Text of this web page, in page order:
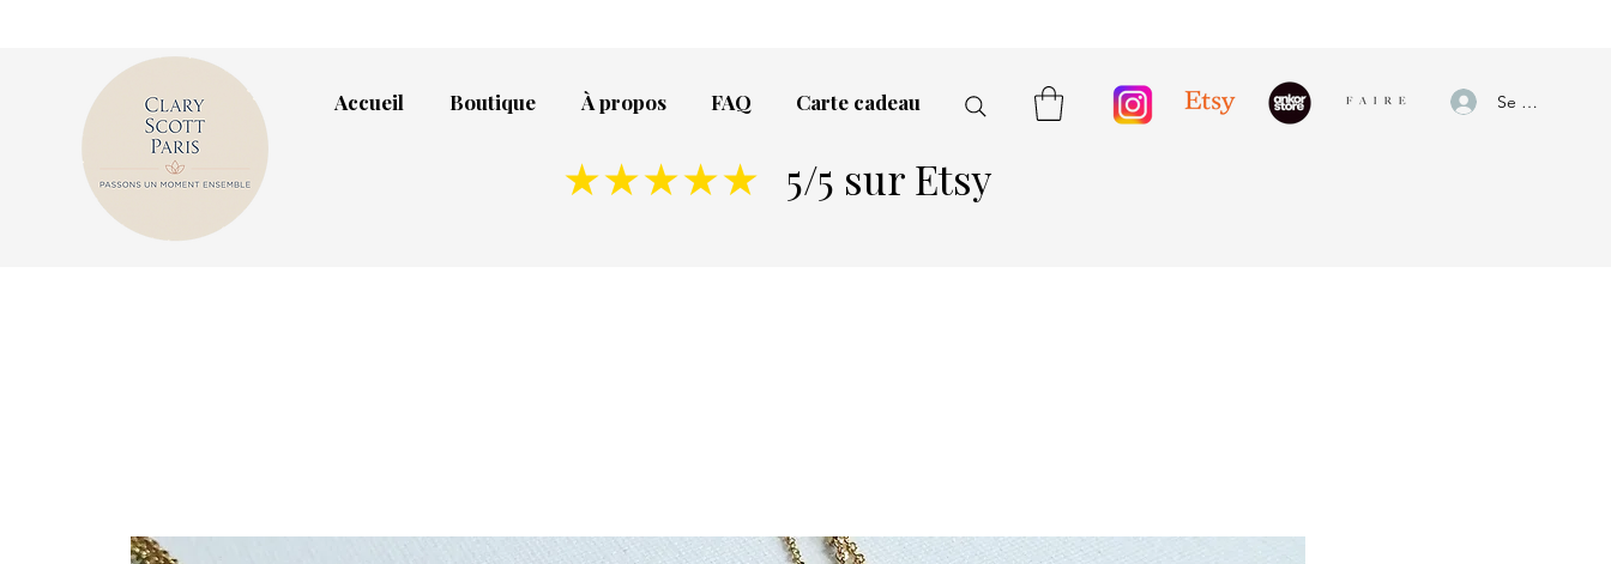
Accueil Boutique À propos FAQ Carte cadeau
★★★★★ 5/5 sur Etsy
Se connecter